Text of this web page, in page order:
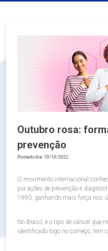
Outubro rosa:
prevenção
Postado dia: 10/10/2022
O movimento internacional
por ações de prevenção e
1990, ganhando mais força nos
No Brasil, é o tipo de câncer que
identificado logo no começo, tem